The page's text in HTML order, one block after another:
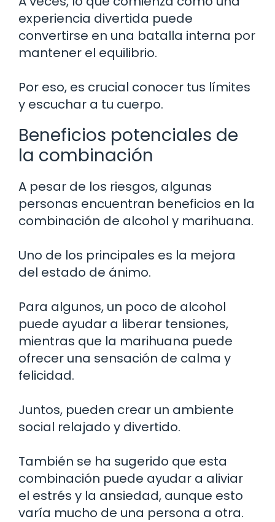
experiencia divertida puede
convertirse en una batalla interna por
mantener el equilibrio.
Por eso, es crucial conocer tus límites
y escuchar a tu cuerpo.
Beneficios potenciales de
la combinación
A pesar de los riesgos, algunas
personas encuentran beneficios en la
combinación de alcohol y marihuana.
Uno de los principales es la mejora
del estado de ánimo.
Para algunos, un poco de alcohol
puede ayudar a liberar tensiones,
mientras que la marihuana puede
ofrecer una sensación de calma y
felicidad.
Juntos, pueden crear un ambiente
social relajado y divertido.
También se ha sugerido que esta
combinación puede ayudar a aliviar
el estrés y la ansiedad, aunque esto
varía mucho de una persona a otra.